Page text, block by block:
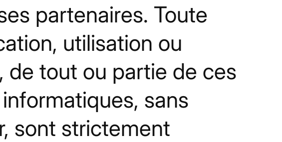
partenaires. Toute
utilisation ou
de tout ou partie de ces
sans
sont strictement